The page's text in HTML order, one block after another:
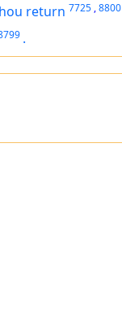
return 7725 ,8800
.